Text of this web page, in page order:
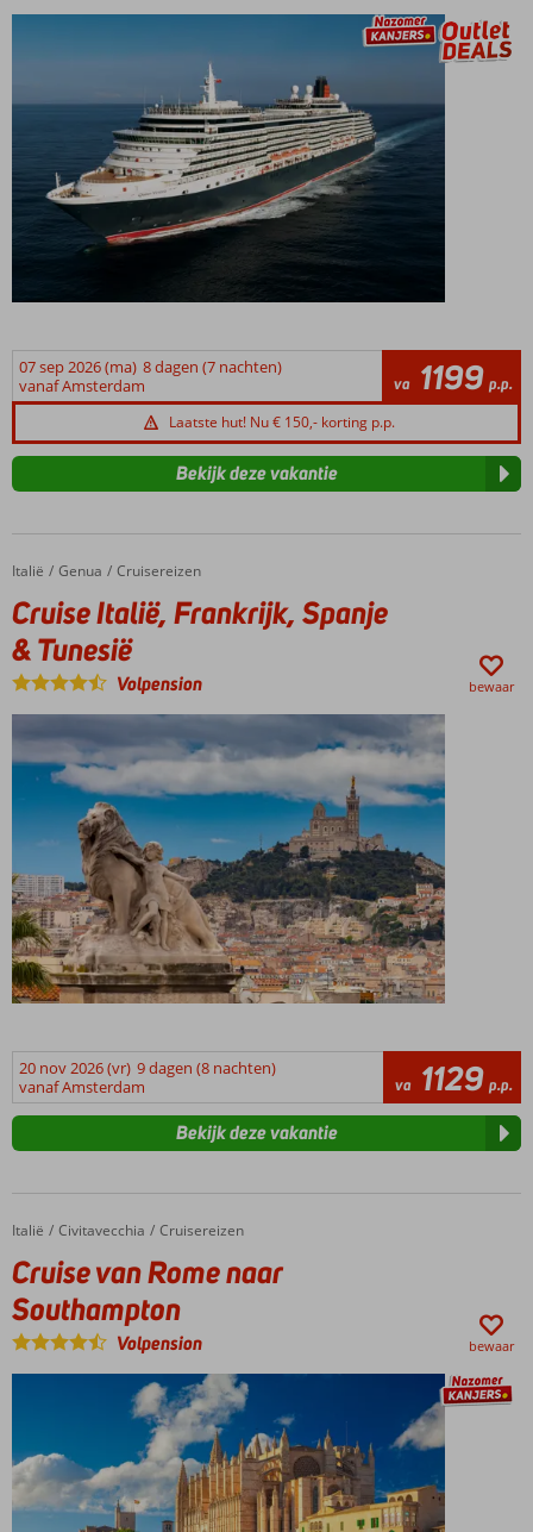
O.a.
Civitavecchia
Wekelijks
vertrek
oktober
07 sep 2026 (ma) 8 dagen (7 nachten)
vanaf Amsterdam
va 1199 p.p.
Laatste hut! Nu € 150,- korting p.p.
Bekijk deze vakantie
Home
Italië Genua Cruisereizen
Cruise Italië, Frankrijk, Spanje & Tunesië
Cruise Italië, Frankrijk, Spanje
& Tunesië
Volpension bewaar
20 nov 2026 (vr) 9 dagen (8 nachten)
vanaf Amsterdam
va 1129 p.p.
Bekijk deze vakantie
Home
Italië Civitavecchia Cruisereizen
Cruise van Rome naar Southampton
Cruise van Rome naar
Southampton
Volpension bewaar